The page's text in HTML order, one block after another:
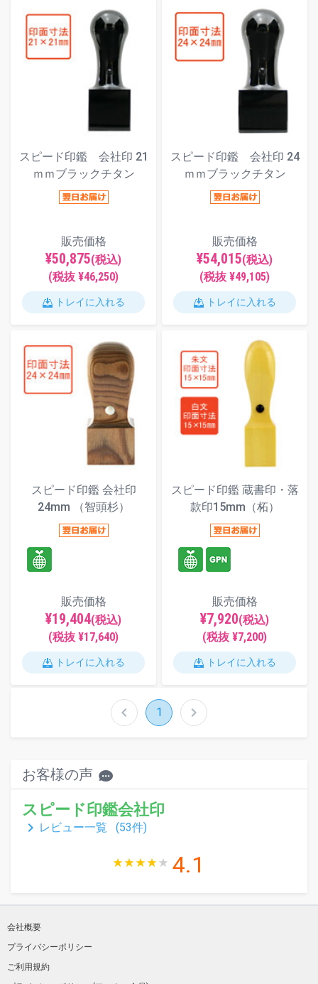
スピード印鑑 会社印 21
ｍｍブラックチタン
販売価格
¥50,875(税込)
(税抜 ¥46,250)
トレイに入れる
スピード印鑑 会社印 24
ｍｍブラックチタン
販売価格
¥54,015(税込)
(税抜 ¥49,105)
トレイに入れる
スピード印鑑 会社印
24mm （智頭杉）
販売価格
¥19,404(税込)
(税抜 ¥17,640)
トレイに入れる
スピード印鑑 蔵書印・落
款印15mm（柘）
販売価格
¥7,920(税込)
(税抜 ¥7,200)
トレイに入れる
chevron_left 1 chevron_right
お客様の声
スピード印鑑会社印
keyboard_arrow_right レビュー一覧 (53件)
4.1
会社概要
プライバシーポリシー
ご利用規約